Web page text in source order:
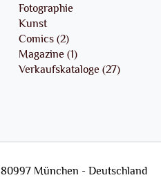
Fotographie
Kunst
Comics (2)
Magazine (1)
Verkaufskataloge (27)
München - Deutschland